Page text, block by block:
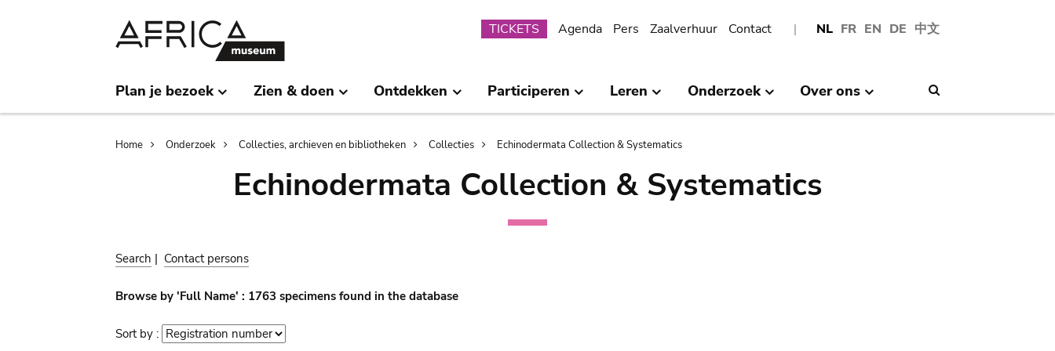
NL FR EN DE 中文
Submenu
TICKETS Agenda Pers Zaalverhuur Contact
Plan je bezoek Zien & doen Ontdekken Participeren Leren Onderzoek Over ons
Breadcrumb
Home Onderzoek Collecties, archieven en bibliotheken Collecties Echinodermata Collection & Systematics
Echinodermata Collection & Systematics
Search | Contact persons
Browse by 'Full Name' : 1763 specimens found in the database
Sort by : Sort